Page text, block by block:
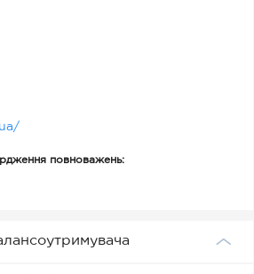
повноважень: